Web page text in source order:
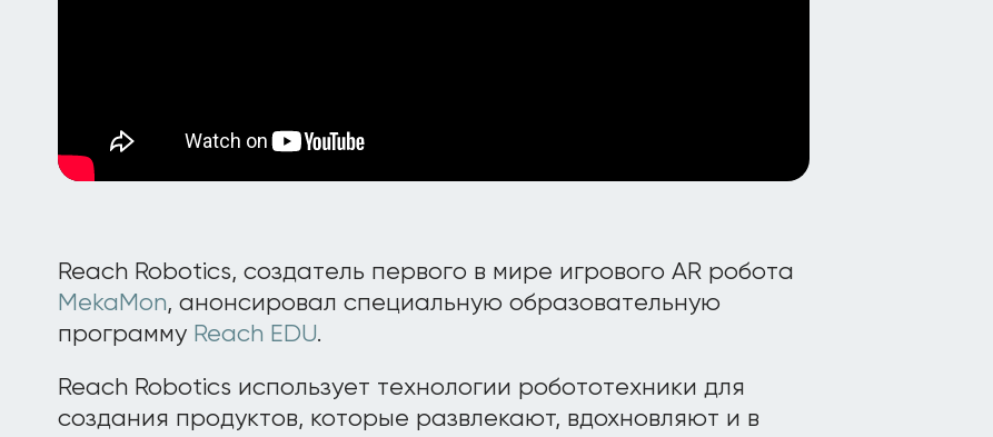
Reach Robotics, создатель первого в мире игрового AR робота
MekaMon, анонсировал специальную образовательную
программу Reach EDU.
Reach Robotics использует технологии робототехники для
создания продуктов, которые развлекают, вдохновляют и в